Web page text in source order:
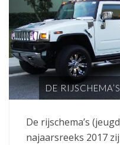
DE
De rijschema’s
najaarsreeks 2017